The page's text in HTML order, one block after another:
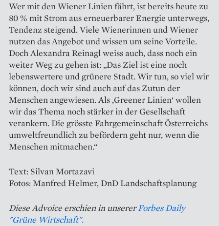
Wer mit den Wiener Linien fährt, ist bereits heute zu
80 % mit Strom aus erneuerbarer Energie unterwegs,
Tendenz steigend. Viele Wienerinnen und Wiener
nutzen das Angebot und wissen um seine Vorteile.
Doch Alexandra Reinagl weiss auch, dass noch ein
weiter Weg zu gehen ist: „Das Ziel ist eine noch
lebenswertere und grünere Stadt. Wir tun, so viel wir
können, doch wir sind auch auf das Zutun der
Menschen angewiesen. Als ,Greener Linien‘ wollen
wir das Thema noch stärker in der Gesellschaft
verankern. Die grösste Fahrgemeinschaft Österreichs
umweltfreundlich zu befördern geht nur, wenn die
Menschen mitmachen.“
Text: Silvan Mortazavi
Fotos: Manfred Helmer, DnD Landschaftsplanung
Diese Advoice erschien in unsererForbes Daily
"Grüne Wirtschaft".